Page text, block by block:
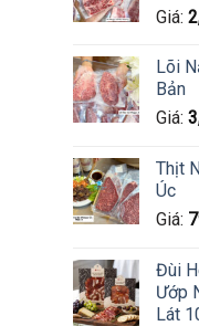
Giá:
Lõi
Bản
Giá:
Thịt
Úc
Giá:
Đùi
Ướp
Lát